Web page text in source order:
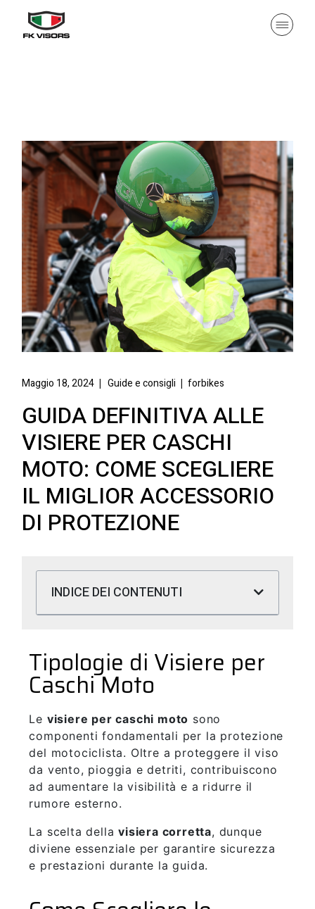
Maggio 18, 2024 Guide e consigli forbikes
GUIDA DEFINITIVA ALLE
VISIERE PER CASCHI
MOTO: COME SCEGLIERE
IL MIGLIOR ACCESSORIO
DI PROTEZIONE
INDICE DEI CONTENUTI
Tipologie di Visiere per
Caschi Moto
Le visiere per caschi moto sono
componenti fondamentali per la protezione
del motociclista. Oltre a proteggere il viso
da vento, pioggia e detriti, contribuiscono
ad aumentare la visibilità e a ridurre il
rumore esterno.
La scelta dellavisiera corretta, dunque
diviene essenziale per garantire sicurezza
e prestazioni durante la guida.